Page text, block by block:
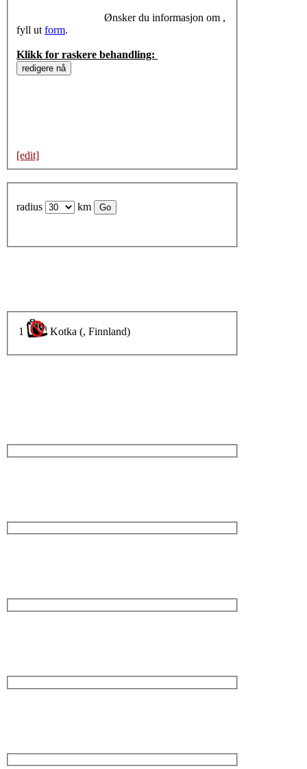
Ønsker du informasjon om ,
fyll ut form.
Klikk for raskere behandling:
[edit]
radius km
1 Kotka (, Finnland)